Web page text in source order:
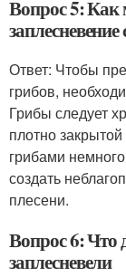
Вопрос 5: Как
Ответ: Чтобы
грибов,
Грибы следует
плотно
грибами
создать
плесени.
Вопрос 6: Что
заплесневели